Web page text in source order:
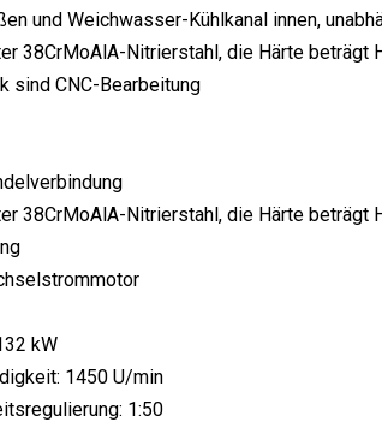
und Weichwasser-Kühlkanal innen,
38CrMoAlA-Nitrierstahl, die Härte beträgt
sind CNC-Bearbeitung
38CrMoAlA-Nitrierstahl, die Härte beträgt
kW
1450 U/min
1:50